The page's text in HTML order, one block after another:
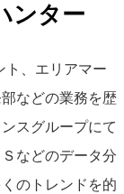
ンター
ト、エリアマー
などの業務を歴
スグループにて
などのデータ分
のトレンドを的